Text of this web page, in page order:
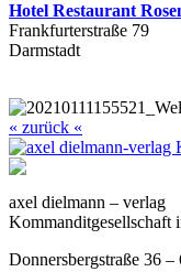
Hotel Restaurant
Frankfurterstraße 79
Darmstadt
« zurück «
axel dielmann – verlag
Kommanditgesellschaft
Donnersbergstraße 36